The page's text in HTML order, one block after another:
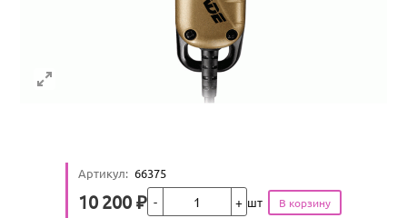
Артикул: 66375
Цена
10 200 ₽ шт